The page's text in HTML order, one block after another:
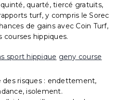
quarté, tiercé gratuits,
turf, y compris le Sorec
de gains avec Coin Turf,
courses hippiques.
sport hippique geny course
risques : endettement,
isolement.